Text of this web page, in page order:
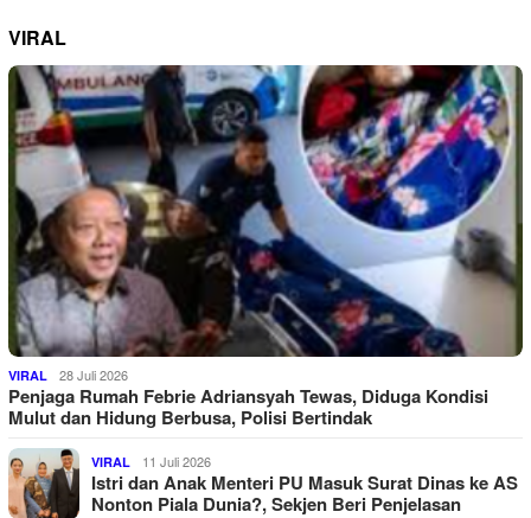
VIRAL
VIRAL 28 Juli 2026
Penjaga Rumah Febrie Adriansyah Tewas, Diduga Kondisi
Mulut dan Hidung Berbusa, Polisi Bertindak
VIRAL 11 Juli 2026
Istri dan Anak Menteri PU Masuk Surat Dinas ke AS
Nonton Piala Dunia?, Sekjen Beri Penjelasan